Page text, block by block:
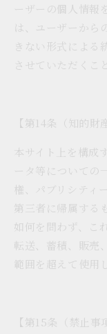
ーザーの個人情
は、ユーザーか
きない形式によ
させていただくこ
【第14条（知的財
本サイト上を構成
ータ等について
権、パブリシティ
第三者に帰属する
如何を問わず、こ
転送、蓄積、販売
範囲を超えて使用
【第15条（禁止事